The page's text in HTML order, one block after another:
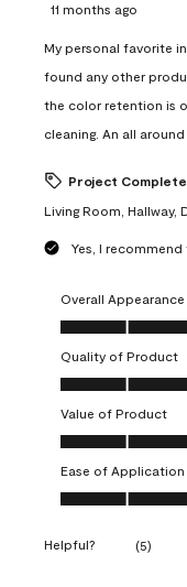
11 months ago
My personal favorite
found any other
the color retention is
cleaning. An all
Project
Living Room, Hallway,
Yes, I
Overall Appearance
Overall
Quality of Product
Quality of Product,
Value of Product
Value of Product,
Ease of Application
Ease of
Helpful? (5)